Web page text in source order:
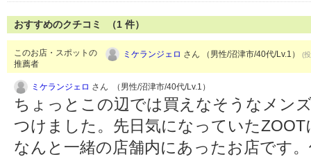
おすすめのクチコミ （1 件）
このお店・スポットの
推薦者
ミケランジェロ さん （男性/沼津市/40代/Lv.1） (
ミケランジェロ さん （男性/沼津市/40代/Lv.1）
ちょっとこの辺では買えなそうなメン
つけました。先日気になっていた
なんと一緒の店舗内にあったお店です